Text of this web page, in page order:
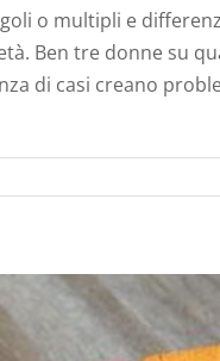
o multipli e
Ben tre donne su
di casi creano
cause e